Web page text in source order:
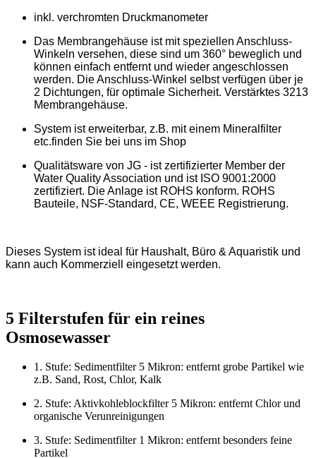
inkl. verchromten Druckmanometer
Das Membrangehäuse ist mit speziellen Anschluss-
Winkeln versehen, diese sind um 360° beweglich und
können einfach entfernt und wieder angeschlossen
werden. Die Anschluss-Winkel selbst verfügen über je
2 Dichtungen, für optimale Sicherheit. Verstärktes 3213
Membrangehäuse.
System ist erweiterbar, z.B. mit einem Mineralfilter
etc.finden Sie bei uns im Shop
Qualitätsware von JG - ist zertifizierter Member der
Water Quality Association und ist ISO 9001:2000
zertifiziert. Die Anlage ist ROHS konform. ROHS
Bauteile, NSF-Standard, CE, WEEE Registrierung.
Dieses System ist ideal für Haushalt, Büro & Aquaristik und
kann auch Kommerziell eingesetzt werden.
5 Filterstufen für ein reines
Osmosewasser
1. Stufe: Sedimentfilter 5 Mikron: entfernt grobe Partikel wie
z.B. Sand, Rost, Chlor, Kalk
2. Stufe: Aktivkohleblockfilter 5 Mikron: entfernt Chlor und
organische Verunreinigungen
3. Stufe: Sedimentfilter 1 Mikron: entfernt besonders feine
Partikel